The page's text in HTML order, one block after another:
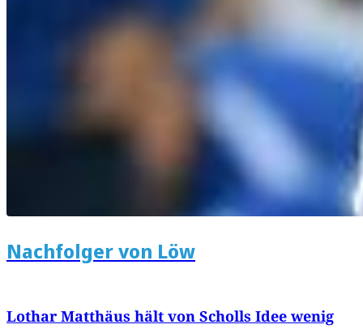
Nachfolger von Löw
Lothar Matthäus hält von Scholls Idee wenig